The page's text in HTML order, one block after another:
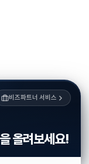
비즈파트너 서비스
올려보세요!